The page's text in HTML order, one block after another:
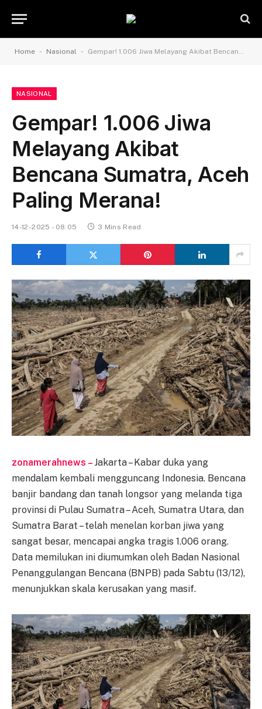
Home - Nasional - Gempar! 1.006 Jiwa Melayang Akibat Bencana Sumatra, Aceh Paling Merana!
NASIONAL
Gempar! 1.006 Jiwa
Melayang Akibat
Bencana Sumatra, Aceh
Paling Merana!
14-12-2025 - 08.05 3 Mins Read
zonamerahnews – Jakarta – Kabar duka yang
mendalam kembali mengguncang Indonesia. Bencana
banjir bandang dan tanah longsor yang melanda tiga
provinsi di Pulau Sumatra – Aceh, Sumatra Utara, dan
Sumatra Barat – telah menelan korban jiwa yang
sangat besar, mencapai angka tragis 1.006 orang.
Data memilukan ini diumumkan oleh Badan Nasional
Penanggulangan Bencana (BNPB) pada Sabtu (13/12),
menunjukkan skala kerusakan yang masif.